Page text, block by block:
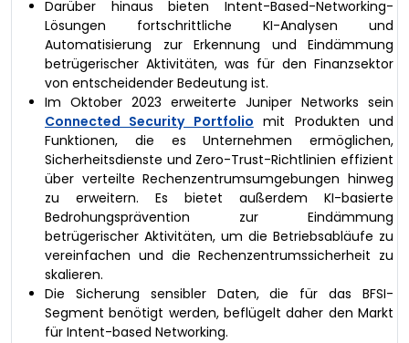
Darüber hinaus bieten Intent-Based-Networking-
Lösungen fortschrittliche KI-Analysen und
Automatisierung zur Erkennung und Eindämmung
betrügerischer Aktivitäten, was für den Finanzsektor
von entscheidender Bedeutung ist.
Im Oktober 2023 erweiterte Juniper Networks sein
Connected Security Portfolio mit Produkten und
Funktionen, die es Unternehmen ermöglichen,
Sicherheitsdienste und Zero-Trust-Richtlinien effizient
über verteilte Rechenzentrumsumgebungen hinweg
zu erweitern. Es bietet außerdem KI-basierte
Bedrohungsprävention zur Eindämmung
betrügerischer Aktivitäten, um die Betriebsabläufe zu
vereinfachen und die Rechenzentrumssicherheit zu
skalieren.
Die Sicherung sensibler Daten, die für das BFSI-
Segment benötigt werden, beflügelt daher den Markt
für Intent-based Networking.